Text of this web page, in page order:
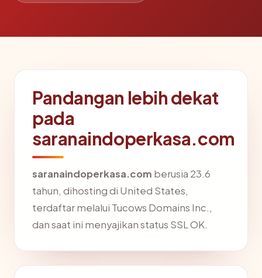
Pandangan lebih dekat
pada
saranaindoperkasa.com
saranaindoperkasa.com berusia 23.6
tahun, dihosting di United States,
terdaftar melalui Tucows Domains Inc.,
dan saat ini menyajikan status SSL OK.